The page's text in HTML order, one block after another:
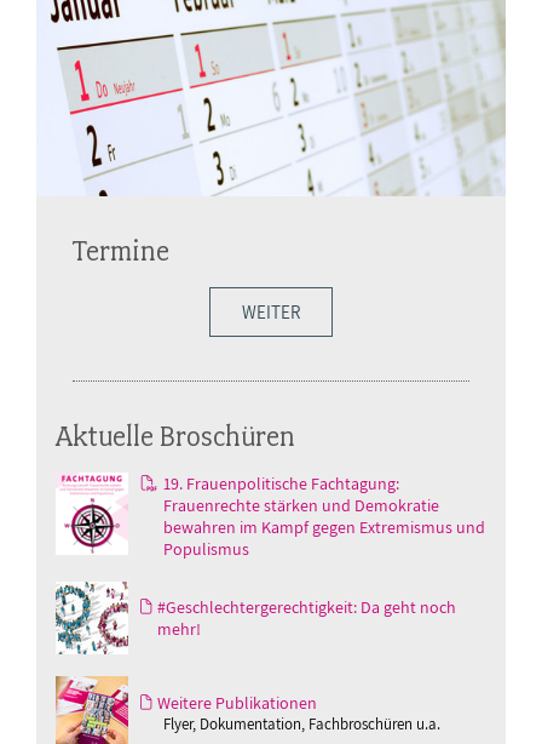
Termine
WEITER
Aktuelle Broschüren
19. Frauenpolitische Fachtagung:
Frauenrechte stärken und Demokratie
bewahren im Kampf gegen Extremismus und
Populismus
#Geschlechtergerechtigkeit: Da geht noch
mehr!
Weitere Publikationen
Flyer, Dokumentation, Fachbroschüren u.a.